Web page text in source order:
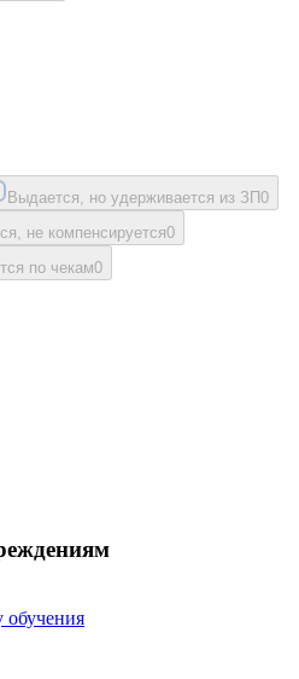
Выдается, но удерживается из ЗП0
не компенсируется0
по чекам0
обучения